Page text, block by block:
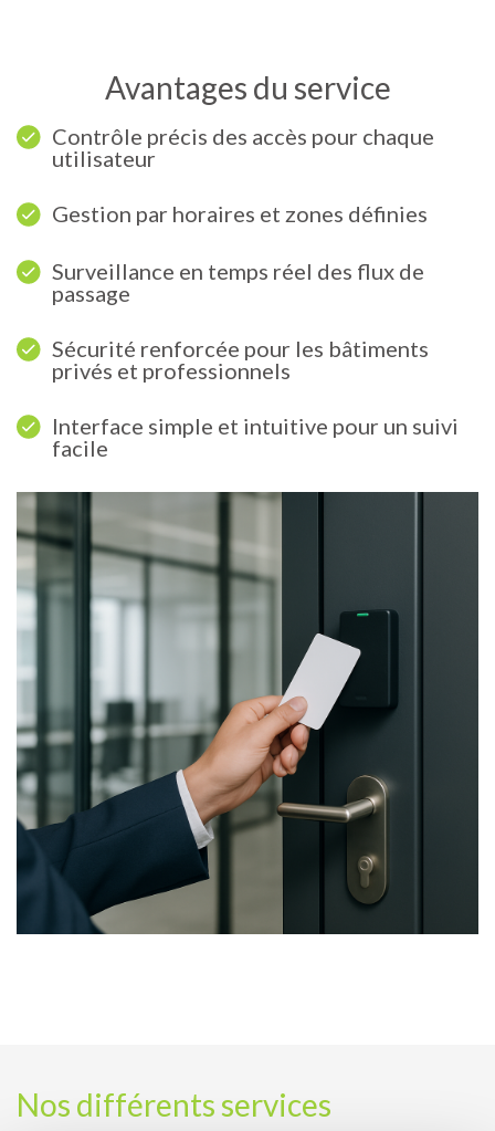
Avantages du service
Contrôle précis des accès pour chaque
utilisateur
Gestion par horaires et zones définies
Surveillance en temps réel des flux de
passage
Sécurité renforcée pour les bâtiments
privés et professionnels
Interface simple et intuitive pour un suivi
facile
Nos différents services